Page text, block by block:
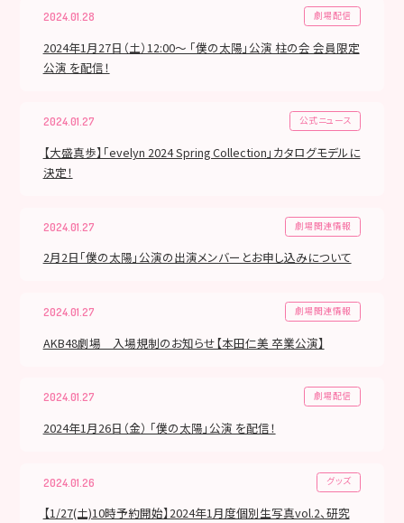
2024.01.28 劇場配信
2024年1月27日（土）12:00～ 「僕の太陽」公演 柱の会 会員限定
公演 を配信！
2024.01.27 公式ニュース
【大盛真歩】「evelyn 2024 Spring Collection」カタログモデルに
決定！
2024.01.27 劇場関連情報
2月2日「僕の太陽」公演の出演メンバーとお申し込みについて
2024.01.27 劇場関連情報
AKB48劇場 入場規制のお知らせ【本田仁美 卒業公演】
2024.01.27 劇場配信
2024年1月26日（金） 「僕の太陽」公演 を配信！
2024.01.26 グッズ
【1/27(土)10時予約開始】2024年1月度個別生写真vol.2、研究